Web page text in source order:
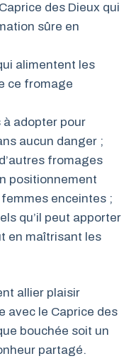
des Dieux qui
sûre en
alimentent les
ce fromage
adopter pour
aucun danger ;
fromages
positionnement
enceintes ;
qu’il peut apporter
en maîtrisant les
allier plaisir
avec le Caprice des
bouchée soit un
partagé.